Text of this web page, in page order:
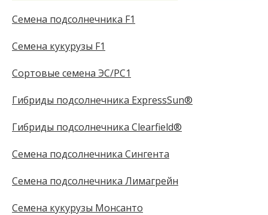
Семена подсолнечника F1
Семена кукурузы F1
Сортовые семена ЭС/РС1
Гибриды подсолнечника ExpressSun®
Гибриды подсолнечника Clearfield®
Семена подсолнечника Сингента
Семена подсолнечника Лимагрейн
Семена кукурузы Монсанто